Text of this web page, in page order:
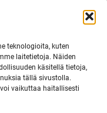
teknologioita, kuten
laitetietoja. Näiden
käsitellä tietoja,
tällä sivustolla.
vaikuttaa haitallisesti
Ruskon yhteystiedot